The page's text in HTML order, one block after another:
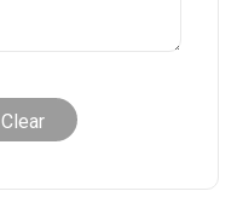
Clear